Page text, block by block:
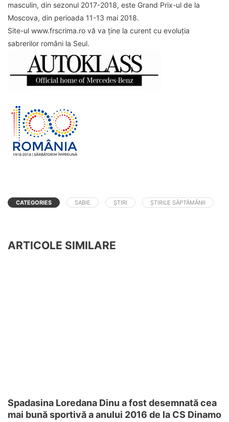
masculin, din sezonul 2017-2018, este Grand Prix-ul de la
Moscova, din perioada 11-13 mai 2018.
Site-ul www.frscrima.ro vă va ține la curent cu evoluția
sabrerilor români la Seul.
CATEGORIES SABIE ȘTIRI ȘTIRILE SĂPTĂMÂNII
ARTICOLE SIMILARE
Spadasina Loredana Dinu a fost desemnată cea
mai bună sportivă a anului 2016 de la CS Dinamo